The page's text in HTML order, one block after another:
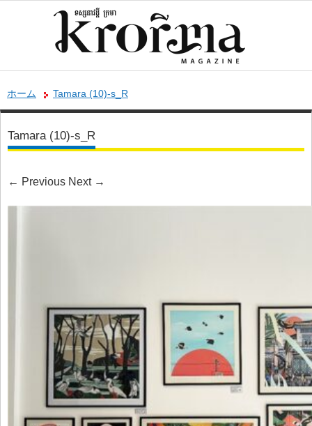
ホーム Tamara (10)-s_R
Tamara (10)-s_R
← Previous Next →